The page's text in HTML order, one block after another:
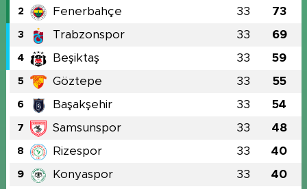
2 Fenerbahçe 33 73
3 Trabzonspor 33 69
4 Beşiktaş 33 59
5 Göztepe 33 55
6 Başakşehir 33 54
7 Samsunspor 33 48
8 Rizespor 33 40
9 Konyaspor 33 40